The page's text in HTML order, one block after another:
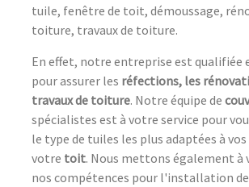
tuile, fenêtre de toit, démoussage,
toiture, travaux de toiture.
En effet, notre entreprise est qualifiée
pour assurer les réfections, les
travaux de toiture. Notre équipe de
spécialistes est à votre service pour
le type de tuiles les plus adaptées à vos
votre toit. Nous mettons également à
nos compétences pour l'installation de